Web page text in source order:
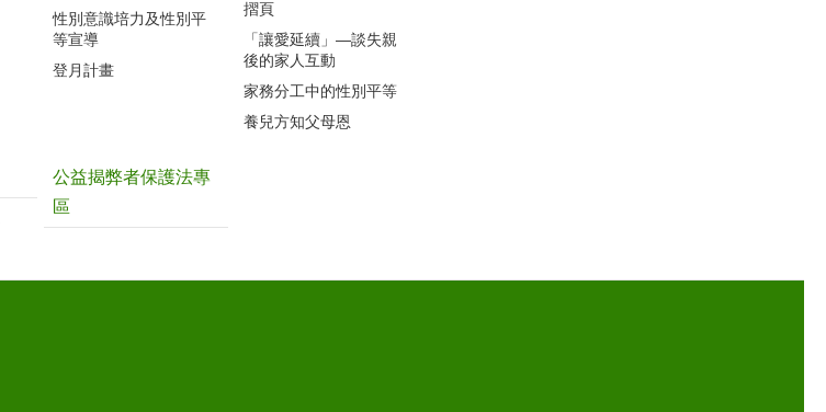
性別意識培力及性別平
等宣導
登月計畫
摺頁
「讓愛延續」―談失親
後的家人互動
家務分工中的性別平等
養兒方知父母恩
公益揭弊者保護法專
區